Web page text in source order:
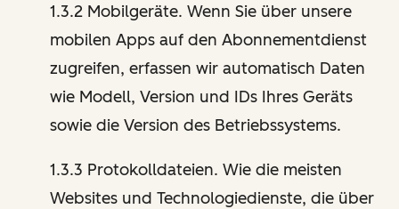
1.3.2 Mobilgeräte. Wenn Sie über unsere
mobilen Apps auf den Abonnementdienst
zugreifen, erfassen wir automatisch Daten
wie Modell, Version und IDs Ihres Geräts
sowie die Version des Betriebssystems.
1.3.3 Protokolldateien. Wie die meisten
Websites und Technologiedienste, die über